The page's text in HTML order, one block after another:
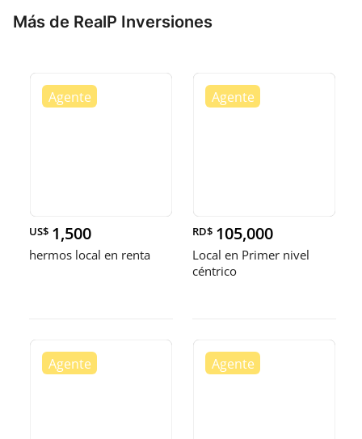
Más de RealP Inversiones
US$ 1,500
hermos local en renta
RD$ 105,000
Local en Primer nivel
céntrico